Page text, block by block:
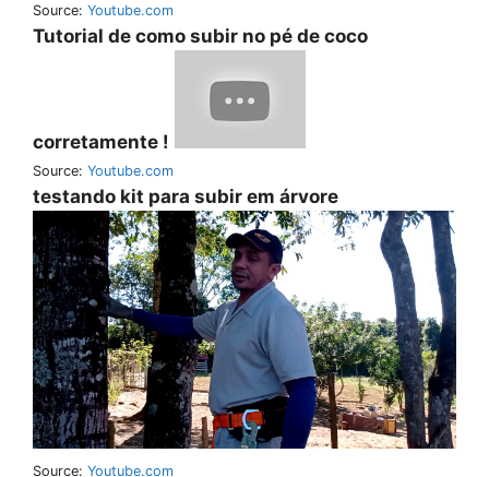
Source: Youtube.com
Tutorial de como subir no pé de coco
corretamente !
Source: Youtube.com
testando kit para subir em árvore
Source: Youtube.com